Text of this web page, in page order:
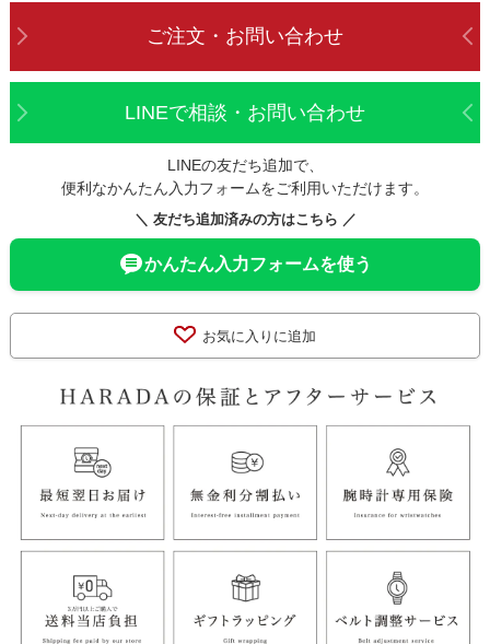
ご注文・お問い合わせ
LINEで相談・お問い合わせ
LINEの友だち追加で、
便利なかんたん入力フォームをご利用いただけます。
＼ 友だち追加済みの方はこちら ／
かんたん入力フォームを使う
お気に入りに追加